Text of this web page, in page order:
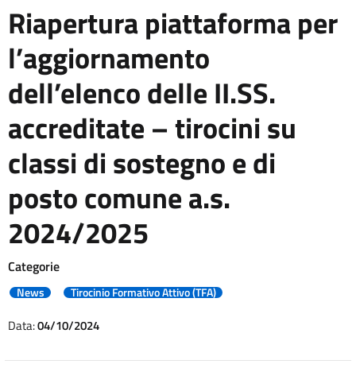
Riapertura piattaforma per
l’aggiornamento
dell’elenco delle II.SS.
accreditate – tirocini su
classi di sostegno e di
posto comune a.s.
2024/2025
Categorie
News Tirocinio Formativo Attivo (TFA)
Data:04/10/2024